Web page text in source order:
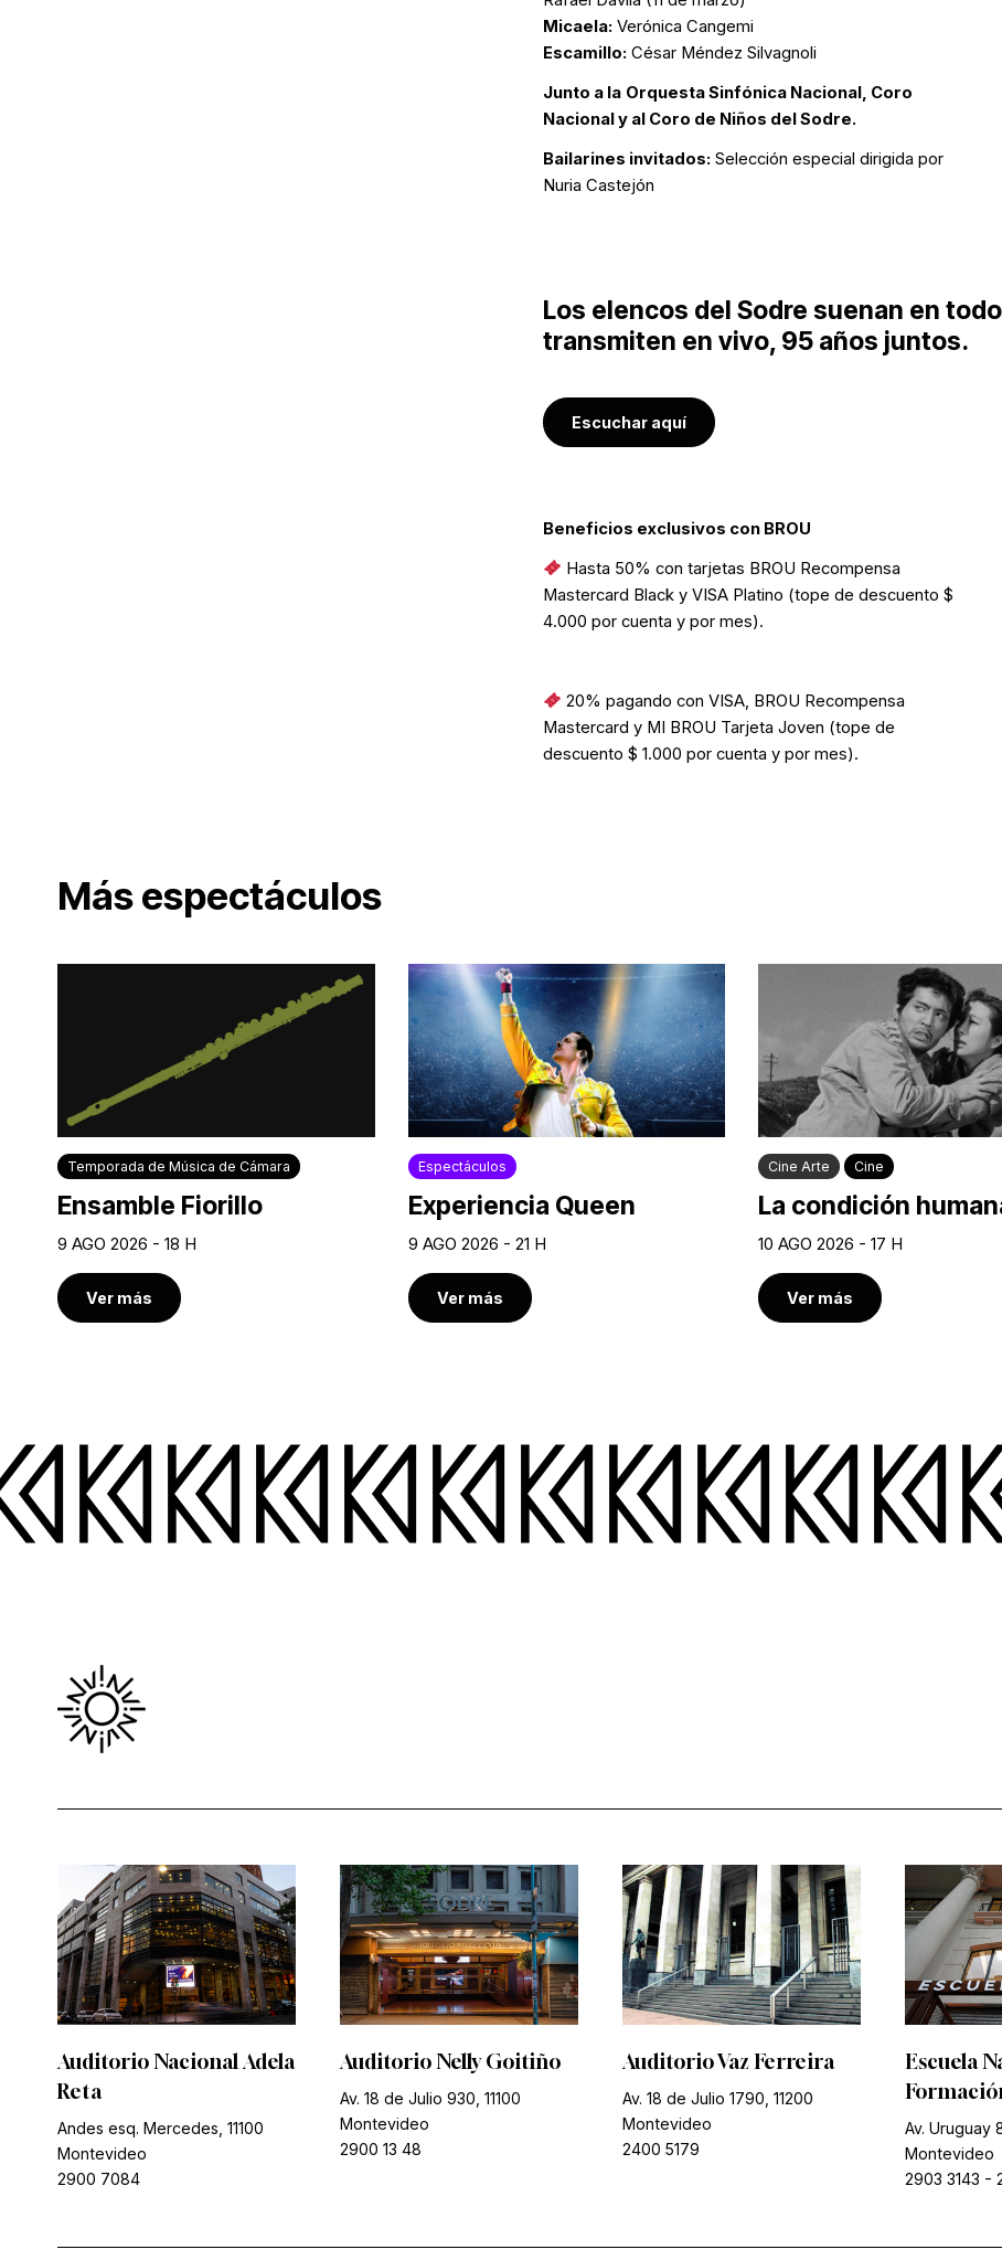
Micaela: Verónica Cangemi
Escamillo: César Méndez Silvagnoli
Junto a la Orquesta Sinfónica Nacional, Coro
Nacional y al Coro de Niños del Sodre.
Bailarines invitados: Selección especial dirigida por
Nuria Castejón
Los elencos del Sodre suenan en
transmiten en vivo, 95 años juntos.
Escuchar aquí
Beneficios exclusivos con BROU
Hasta 50% con tarjetas BROU Recompensa
Mastercard Black y VISA Platino (tope de descuento $
4.000 por cuenta y por mes).
20% pagando con VISA, BROU Recompensa
Mastercard y MI BROU Tarjeta Joven (tope de
descuento $ 1.000 por cuenta y por mes).
Más espectáculos
Temporada de Música de Cámara
Ensamble Fiorillo
9 AGO 2026 - 18 H
Ver más
Espectáculos
Experiencia Queen
9 AGO 2026 - 21 H
Ver más
Cine Arte Cine
La condición
10 AGO 2026 - 17 H
Ver más
Auditorio Nacional Adela
Reta
Andes esq. Mercedes, 11100
Montevideo
2900 7084
Auditorio Nelly Goitiño
Av. 18 de Julio 930, 11100
Montevideo
2900 13 48
Auditorio Vaz Ferreira
Av. 18 de Julio 1790, 11200
Montevideo
2400 5179
Escuela
Av. Uruguay
Montevideo
2903 3143 -